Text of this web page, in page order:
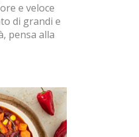
e veloce
di grandi e
pensa alla